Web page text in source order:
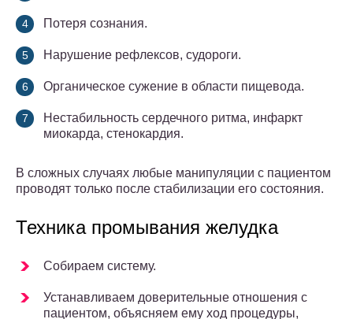
Потеря сознания.
Нарушение рефлексов, судороги.
Органическое сужение в области пищевода.
Нестабильность сердечного ритма, инфаркт
миокарда, стенокардия.
В сложных случаях любые манипуляции с пациентом
проводят только после стабилизации его состояния.
Техника промывания желудка
Собираем систему.
Устанавливаем доверительные отношения с
пациентом, объясняем ему ход процедуры,